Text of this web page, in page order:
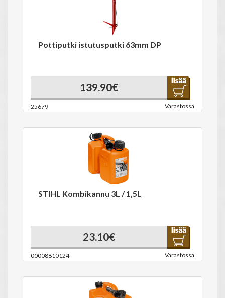
Pottiputki istutusputki 63mm DP
139.90€
25679 Varastossa
STIHL Kombikannu 3L / 1,5L
23.10€
00008810124 Varastossa